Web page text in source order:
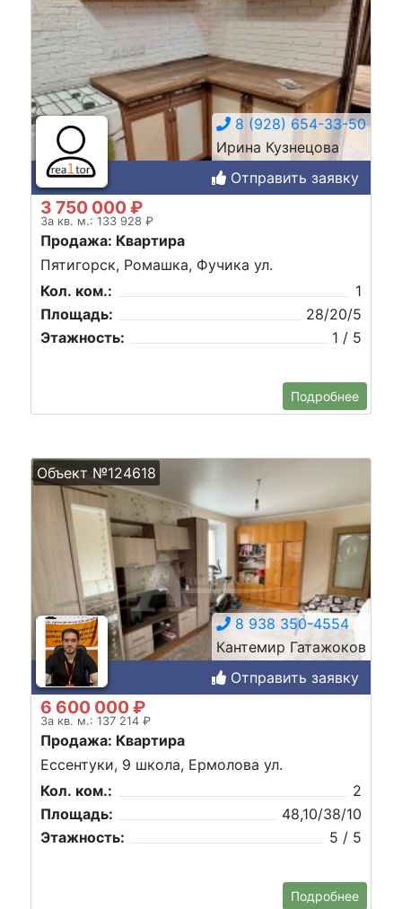
8 (928) 654-33-50
Ирина Кузнецова
Отправить заявку
3 750 000 ₽
За кв. м.: 133 928 ₽
Продажа: Квартира
Пятигорск, Ромашка, Фучика ул.
Кол. ком.:
1
Площадь:
28/20/5
Этажность:
1 / 5
Подробнее
Объект №124618
8 938 350-4554
Кантемир Гатажоков
Отправить заявку
6 600 000 ₽
За кв. м.: 137 214 ₽
Продажа: Квартира
Ессентуки, 9 школа, Ермолова ул.
Кол. ком.:
2
Площадь:
48,10/38/10
Этажность:
5 / 5
Подробнее